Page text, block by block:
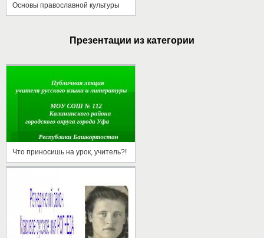
Основы православной культуры
Презентации из категории
Что приносишь на урок, учитель?!